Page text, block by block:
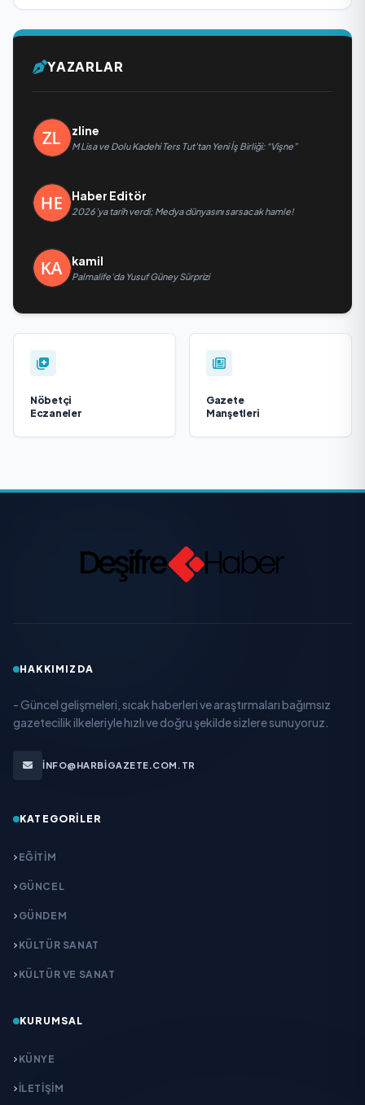
YAZARLAR
zline
M Lisa ve Dolu Kadehi Ters Tut’tan Yeni İş Birliği: “Vişne”
Haber Editör
2026’ya tarih verdi; Medya dünyasını sarsacak hamle!
kamil
Palmalife’da Yusuf Güney Sürprizi
Nöbetçi
Eczaneler
Gazete
Manşetleri
HAKKIMIZDA
- Güncel gelişmeleri, sıcak haberleri ve araştırmaları bağımsız
gazetecilik ilkeleriyle hızlı ve doğru şekilde sizlere sunuyoruz.
INFO@HARBIGAZETE.COM.TR
KATEGORILER
EĞITIM
GÜNCEL
GÜNDEM
KÜLTÜR SANAT
KÜLTÜR VE SANAT
KURUMSAL
KÜNYE
İLETIŞIM